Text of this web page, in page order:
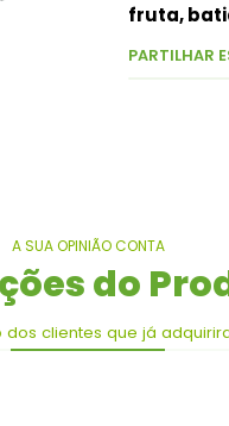
fruta,
PARTILHAR
A SUA OPINIÃO CONTA
do
clientes que já